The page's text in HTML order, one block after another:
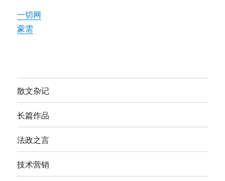
一切网
蒙需
散文杂记
长篇作品
法政之言
技术营销